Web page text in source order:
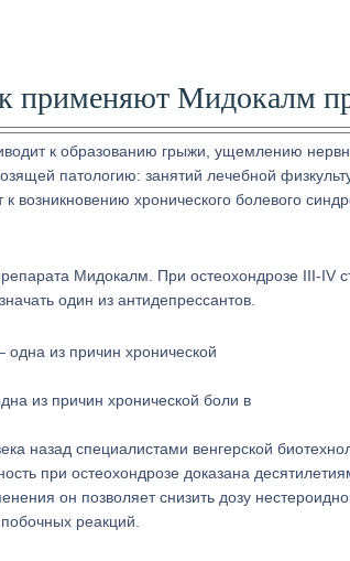
применяют Мидокалм
к образованию грыжи, ущемлению
патологию: занятий лечебной
возникновению хронического болевого
Мидокалм. При остеохондрозе III-IV
один из антидепрессантов.
из причин хронической боли в
назад специалистами венгерской
при остеохондрозе доказана
он позволяет снизить дозу
реакций.